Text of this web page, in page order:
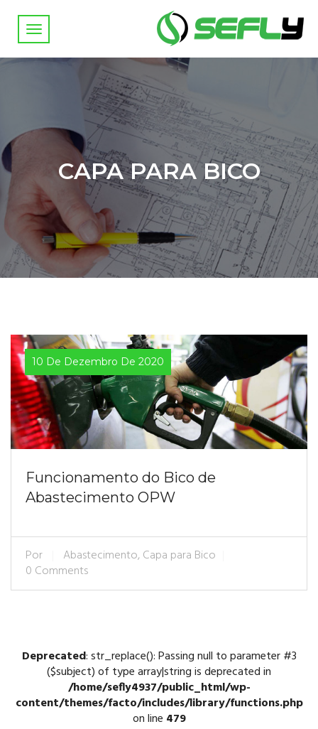
CAPA PARA BICO
10 De Dezembro De 2020
Funcionamento do Bico de
Abastecimento OPW
Por Abastecimento,Capa para Bico
0 Comments
Deprecated: str_replace(): Passing null to parameter #3
($subject) of type array|string is deprecated in
/home/sefly4937/public_html/wp-
content/themes/facto/includes/library/functions.php
on line 479